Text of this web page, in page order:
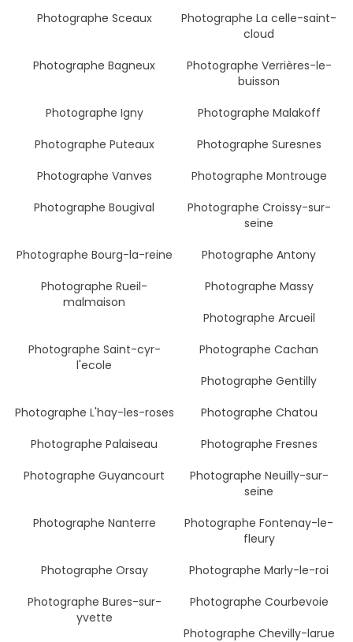
Photographe Sceaux
Photographe La celle-saint-
cloud
Photographe Bagneux
Photographe Verrières-le-
buisson
Photographe Igny
Photographe Malakoff
Photographe Puteaux
Photographe Suresnes
Photographe Vanves
Photographe Montrouge
Photographe Bougival
Photographe Croissy-sur-
seine
Photographe Bourg-la-reine
Photographe Antony
Photographe Rueil-
malmaison
Photographe Massy
Photographe Arcueil
Photographe Saint-cyr-
l'ecole
Photographe Cachan
Photographe Gentilly
Photographe L'hay-les-roses
Photographe Chatou
Photographe Palaiseau
Photographe Fresnes
Photographe Guyancourt
Photographe Neuilly-sur-
seine
Photographe Nanterre
Photographe Fontenay-le-
fleury
Photographe Orsay
Photographe Marly-le-roi
Photographe Bures-sur-
yvette
Photographe Courbevoie
Photographe Chevilly-larue